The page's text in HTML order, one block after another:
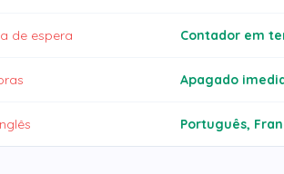
de espera Contador em
Apagado
Português,